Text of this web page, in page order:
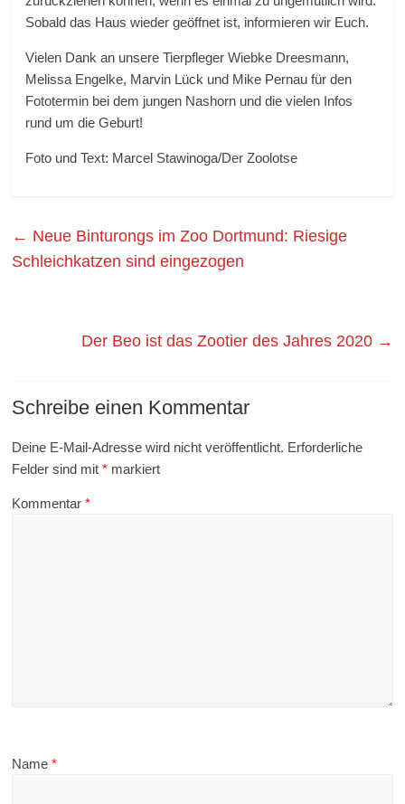
Sobald das Haus wieder geöffnet ist, informieren wir Euch.
Vielen Dank an unsere Tierpfleger Wiebke Dreesmann,
Melissa Engelke, Marvin Lück und Mike Pernau für den
Fototermin bei dem jungen Nashorn und die vielen Infos
rund um die Geburt!
Foto und Text: Marcel Stawinoga/Der Zoolotse
← Neue Binturongs im Zoo Dortmund: Riesige
Schleichkatzen sind eingezogen
Der Beo ist das Zootier des Jahres 2020 →
Schreibe einen Kommentar
Deine E-Mail-Adresse wird nicht veröffentlicht. Erforderliche
Felder sind mit* markiert
Kommentar*
Name*